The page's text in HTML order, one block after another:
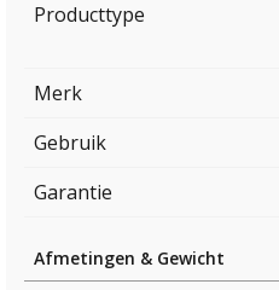
Producttype
Merk
Gebruik
Garantie
Afmetingen & Gewicht